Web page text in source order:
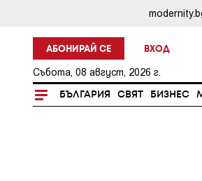
АБОНИРАЙ СЕ ВХОД
Събота, 08 август, 2026 г.
БЪЛГАРИЯ СВЯТ БИЗНЕС